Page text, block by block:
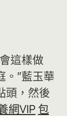
這樣做
。”藍玉華
頭，然後
網VIP 包